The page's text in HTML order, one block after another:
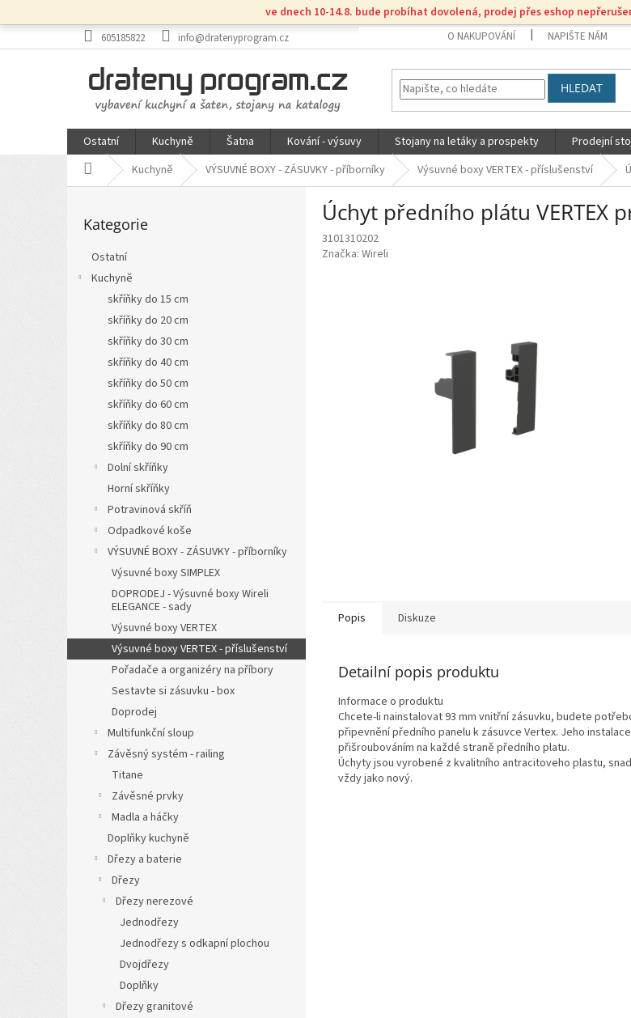
na
ve dnech 10-14.8. bude probíhat dovolená, prodej přes eshop
605185822 info@dratenyprogram.cz O NAKUPOVÁNÍ NAPIŠTE NÁM
HLEDAT
Ostatní Kuchyně Šatna Kování - výsuvy Stojany na letáky a prospekty Prodejní
Domů Kuchyně VÝSUVNÉ BOXY - ZÁSUVKY - příborníky Výsuvné boxy VERTEX - příslušenství
P
kategorie
Kategorie
Ostatní
Kuchyně
skříňky do 15 cm
skříňky do 20 cm
skříňky do 30 cm
skříňky do 40 cm
skříňky do 50 cm
skříňky do 60 cm
skříňky do 80 cm
skříňky do 90 cm
Dolní skříňky
Horní skříňky
Potravinová skříň
Odpadkové koše
VÝSUVNÉ BOXY - ZÁSUVKY - příborníky
Výsuvné boxy SIMPLEX
DOPRODEJ - Výsuvné boxy Wireli
ELEGANCE - sady
Výsuvné boxy VERTEX
Výsuvné boxy VERTEX - příslušenství
Pořadače a organizéry na příbory
Sestavte si zásuvku - box
Doprodej
Multifunkční sloup
Závěsný systém - railing
Titane
Závěsné prvky
Madla a háčky
Doplňky kuchyně
Dřezy a baterie
Dřezy
Dřezy nerezové
Jednodřezy
Jednodřezy s odkapní plochou
Dvojdřezy
Doplňky
Dřezy granitové
Úchyt předního plátu VERTEX
3101310202
Značka: Wireli
Popis Diskuze
Detailní popis produktu
Informace o produktu
Chcete-li nainstalovat 93 mm vnitřní zásuvku, budete
připevnění předního panelu k zásuvce Vertex. Jeho
přišroubováním na každé straně předního platu.
Úchyty jsou vyrobené z kvalitního antracitoveho plastu,
vždy jako nový.